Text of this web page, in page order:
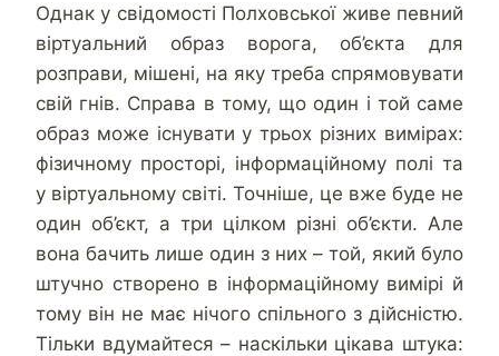
Однак у свідомості Полховської живе певний
віртуальний образ ворога, об’єкта для
розправи, мішені, на яку треба спрямовувати
свій гнів. Справа в тому, що один і той саме
образ може існувати у трьох різних вимірах:
фізичному просторі, інформаційному полі та
у віртуальному світі. Точніше, це вже буде не
один об’єкт, а три цілком різні об’єкти. Але
вона бачить лише один з них – той, який було
штучно створено в інформаційному вимірі й
тому він не має нічого спільного з дійсністю.
Тільки вдумайтеся – наскільки цікава штука: